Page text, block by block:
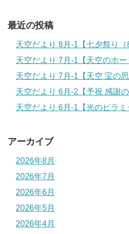
最近の投稿
天空だより 8月-1【七夕祭り（
天空だより 7月-1【天空のホー
天空だより 7月-1【天空 宝の思
天空だより 6月-2【予祝 感謝の
天空だより 6月-1【光のピラミ
アーカイブ
2026年8月
2026年7月
2026年6月
2026年5月
2026年4月